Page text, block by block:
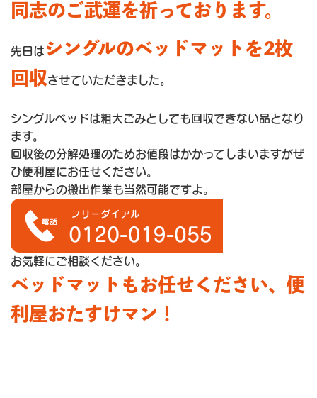
同志のご武運を祈っております。
先日はシングルのベッドマットを2枚
回収させていただきました。
シングルベッドは粗大ごみとしても回収できない品となり
ます。
回収後の分解処理のためお値段はかかってしまいますがぜ
ひ便利屋にお任せください。
部屋からの搬出作業も当然可能ですよ。
お気軽にご相談ください。
ベッドマットもお任せください、便
利屋おたすけマン！